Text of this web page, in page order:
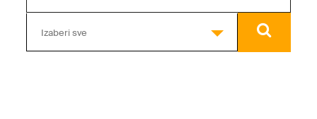
Izaberi sve